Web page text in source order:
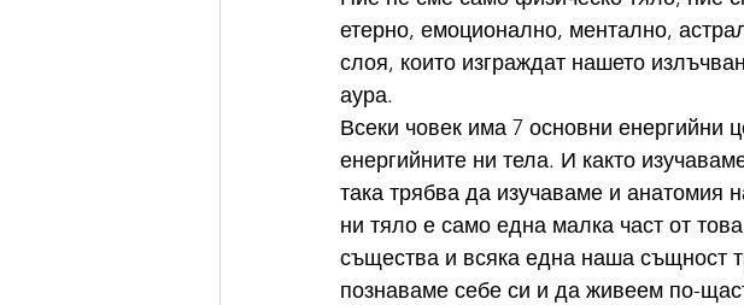
етерно, емоционално, ментално,
слоя, които изграждат нашето
аура.
Всеки човек има 7 основни енергийни
енергийните ни тела. И както
така трябва да изучаваме и анатомия
ни тяло е само една малка част от
същества и всяка една наша същност
познаваме себе си и да живеем по-